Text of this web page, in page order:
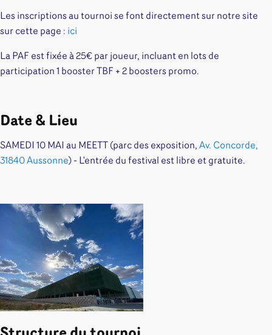
Les inscriptions au tournoi se font directement sur notre site
sur cette page : ici
La PAF est fixée à 25€ par joueur, incluant en lots de
participation 1 booster TBF + 2 boosters promo.
Date & Lieu
SAMEDI 10 MAI au MEETT (parc des exposition, Av. Concorde,
31840 Aussonne) - L'entrée du festival est libre et gratuite.